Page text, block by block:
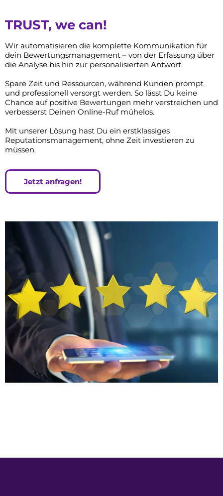
TRUST, we can!
Wir automatisieren die komplette Kommunikation für
dein Bewertungsmanagement – von der Erfassung über
die Analyse bis hin zur personalisierten Antwort.
Spare Zeit und Ressourcen, während Kunden prompt
und professionell versorgt werden. So lässt Du keine
Chance auf positive Bewertungen mehr verstreichen und
verbesserst Deinen Online-Ruf mühelos.
Mit unserer Lösung hast Du ein erstklassiges
Reputationsmanagement, ohne Zeit investieren zu
müssen.
Jetzt anfragen!